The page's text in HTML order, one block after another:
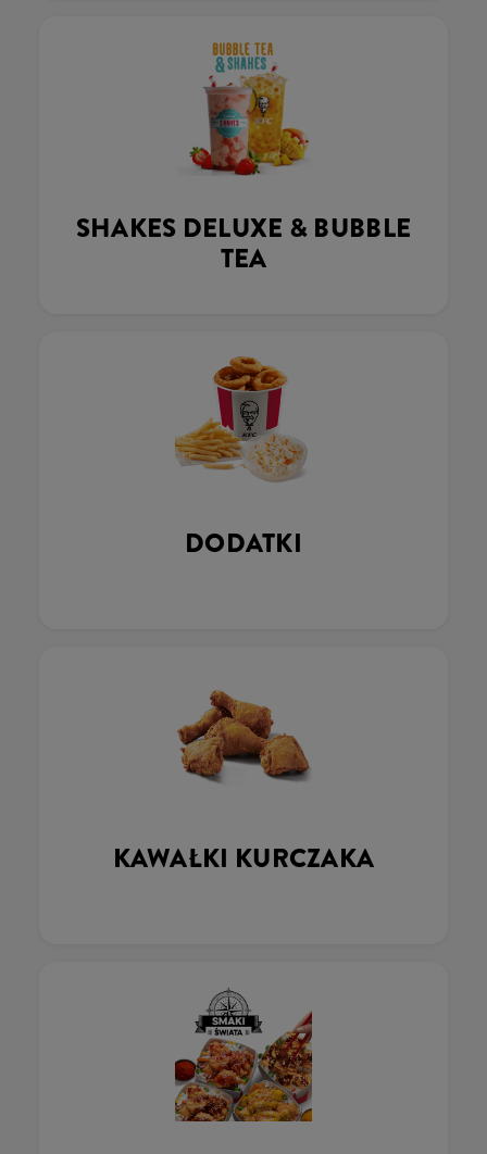
SHAKES DELUXE & BUBBLE
TEA
DODATKI
KAWAŁKI KURCZAKA